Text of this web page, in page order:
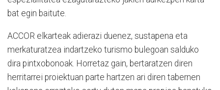
bat egin baitute.
ACCOR elkarteak adierazi duenez, sustapena eta
merkaturatzea indartzeko turismo bulegoan salduko
dira pintxobonoak. Horretaz gain, bertaratzen diren
herritarrei proiektuan parte hartzen ari diren tabernen